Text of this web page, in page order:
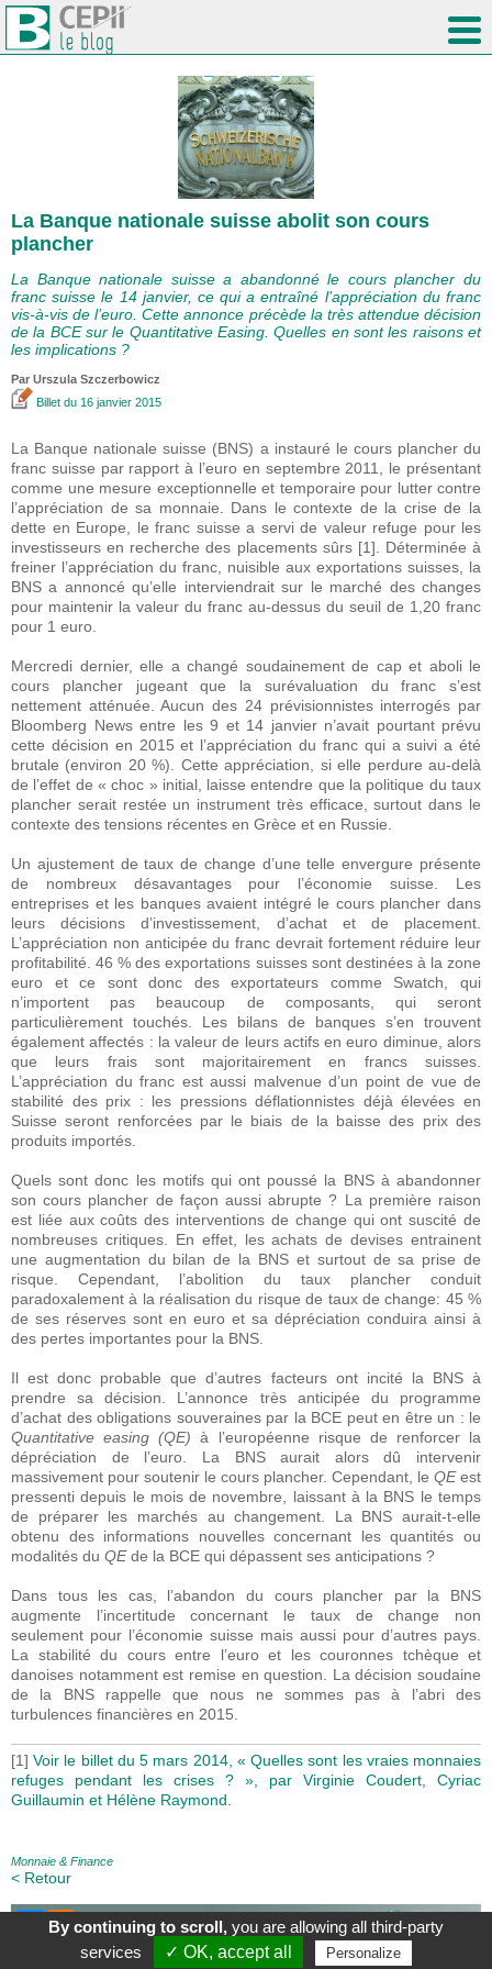
La Banque nationale suisse abolit son cours
plancher
La Banque nationale suisse a abandonné le cours plancher du
franc suisse le 14 janvier, ce qui a entraîné l’appréciation du franc
vis-à-vis de l’euro. Cette annonce précède la très attendue décision
de la BCE sur le Quantitative Easing. Quelles en sont les raisons et
les implications ?
Par Urszula Szczerbowicz
Billet du 16 janvier 2015
La Banque nationale suisse (BNS) a instauré le cours plancher du
franc suisse par rapport à l’euro en septembre 2011, le présentant
comme une mesure exceptionnelle et temporaire pour lutter contre
l’appréciation de sa monnaie. Dans le contexte de la crise de la
dette en Europe, le franc suisse a servi de valeur refuge pour les
investisseurs en recherche des placements sûrs [1]. Déterminée à
freiner l’appréciation du franc, nuisible aux exportations suisses, la
BNS a annoncé qu’elle interviendrait sur le marché des changes
pour maintenir la valeur du franc au-dessus du seuil de 1,20 franc
pour 1 euro.
Mercredi dernier, elle a changé soudainement de cap et aboli le
cours plancher jugeant que la surévaluation du franc s’est
nettement atténuée. Aucun des 24 prévisionnistes interrogés par
Bloomberg News entre les 9 et 14 janvier n’avait pourtant prévu
cette décision en 2015 et l’appréciation du franc qui a suivi a été
brutale (environ 20 %). Cette appréciation, si elle perdure au-delà
de l’effet de « choc » initial, laisse entendre que la politique du taux
plancher serait restée un instrument très efficace, surtout dans le
contexte des tensions récentes en Grèce et en Russie.
Un ajustement de taux de change d’une telle envergure présente
de nombreux désavantages pour l’économie suisse. Les
entreprises et les banques avaient intégré le cours plancher dans
leurs décisions d’investissement, d’achat et de placement.
L’appréciation non anticipée du franc devrait fortement réduire leur
profitabilité. 46 % des exportations suisses sont destinées à la zone
euro et ce sont donc des exportateurs comme Swatch, qui
n’importent pas beaucoup de composants, qui seront
particulièrement touchés. Les bilans de banques s’en trouvent
également affectés : la valeur de leurs actifs en euro diminue, alors
que leurs frais sont majoritairement en francs suisses.
L’appréciation du franc est aussi malvenue d’un point de vue de
stabilité des prix : les pressions déflationnistes déjà élevées en
Suisse seront renforcées par le biais de la baisse des prix des
produits importés.
Quels sont donc les motifs qui ont poussé la BNS à abandonner
son cours plancher de façon aussi abrupte ? La première raison
est liée aux coûts des interventions de change qui ont suscité de
nombreuses critiques. En effet, les achats de devises entrainent
une augmentation du bilan de la BNS et surtout de sa prise de
risque. Cependant, l’abolition du taux plancher conduit
paradoxalement à la réalisation du risque de taux de change: 45 %
de ses réserves sont en euro et sa dépréciation conduira ainsi à
des pertes importantes pour la BNS.
Il est donc probable que d’autres facteurs ont incité la BNS à
prendre sa décision. L’annonce très anticipée du programme
d’achat des obligations souveraines par la BCE peut en être un : le
Quantitative easing (QE) à l’européenne risque de renforcer la
dépréciation de l’euro. La BNS aurait alors dû intervenir
massivement pour soutenir le cours plancher. Cependant, le QEest
pressenti depuis le mois de novembre, laissant à la BNS le temps
de préparer les marchés au changement. La BNS aurait-t-elle
obtenu des informations nouvelles concernant les quantités ou
modalités du QEde la BCE qui dépassent ses anticipations ?
Dans tous les cas, l’abandon du cours plancher par la BNS
augmente l’incertitude concernant le taux de change non
seulement pour l’économie suisse mais aussi pour d’autres pays.
La stabilité du cours entre l’euro et les couronnes tchèque et
danoises notamment est remise en question. La décision soudaine
de la BNS rappelle que nous ne sommes pas à l’abri des
turbulences financières en 2015.
[1]Voir le billet du 5 mars 2014, « Quelles sont les vraies monnaies
refuges pendant les crises ? », par Virginie Coudert, Cyriac
Guillaumin et Hélène Raymond.
Monnaie & Finance
< Retour
Contact Mentions légales
Le blog du CEPII, ISSN: 2270-2571
By continuing to scroll,you are allowing all third-party
services
✓ OK, accept all Personalize